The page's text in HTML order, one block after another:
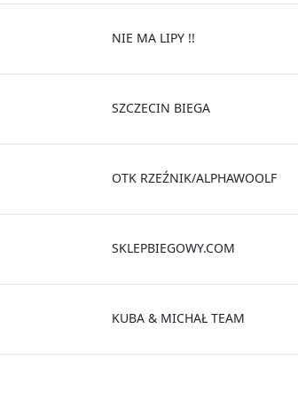
NIE MA LIPY !!
SZCZECIN BIEGA
OTK RZEŹNIK/ALPHAWOOLF
SKLEPBIEGOWY.COM
KUBA & MICHAŁ TEAM